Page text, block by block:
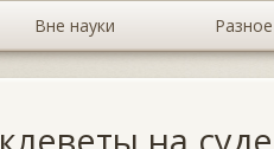
Вне науки Разное